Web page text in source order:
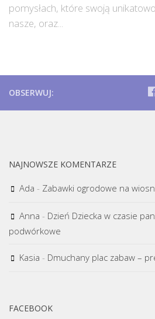
pomysłach, które swoją
nasze, oraz...
OBSERWUJ:
NAJNOWSZE KOMENTARZE
Ada - Zabawki ogrodowe na
Anna - Dzień Dziecka w czasie
podwórkowe
Kasia - Dmuchany plac zabaw –
FACEBOOK